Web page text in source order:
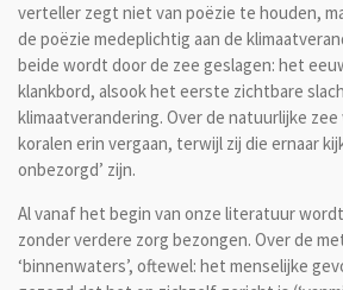
verteller zegt niet van poëzie te houden,
de poëzie medeplichtig aan de
beide wordt door de zee geslagen: het
klankbord, alsook het eerste zichtbare
klimaatverandering. Over de natuurlijke
koralen erin vergaan, terwijl zij die ernaar
onbezorgd’ zijn.
Al vanaf het begin van onze literatuur
zonder verdere zorg bezongen. Over de
‘binnenwaters’, oftewel: het menselijke